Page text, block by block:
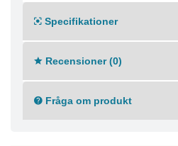
Specifikationer
Recensioner (0)
Fråga om produkt